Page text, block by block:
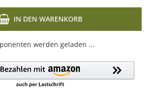
IN DEN WARENKORB
werden geladen ...